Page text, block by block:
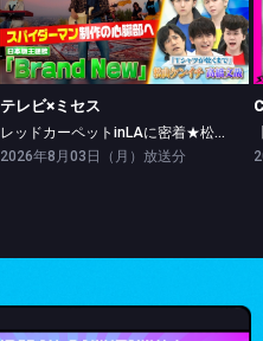
テレビ×ミセス
レッドカーペットinLAに密着★松山ケンイチ・高橋文哉ツッパリ勝負！
テレビ×ミセス
レッドカーペットinLAに密着★松山ケンイチ・高橋文哉ツッパリ勝負！
2026年8月03日（月）放送分